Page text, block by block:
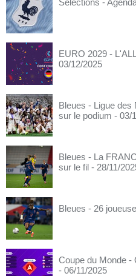
Sélections -
EURO 2029 -
03/12/2025
Bleues - Ligue des
sur le podium - 03/
Bleues - La
sur le fil - 28/11/
Bleues - 26
Coupe du Monde -
- 06/11/2025